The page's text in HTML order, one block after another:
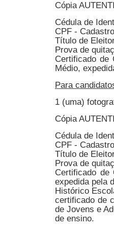
Cópia
Cédula de
CPF -
Título de
Prova de
Certificado de
Médio,
Para
1 (uma)
Cópia
Cédula de
CPF -
Título de
Prova de
Certificado de
expedida pela
Histórico
certificado de
de Jovens e
de ensino.